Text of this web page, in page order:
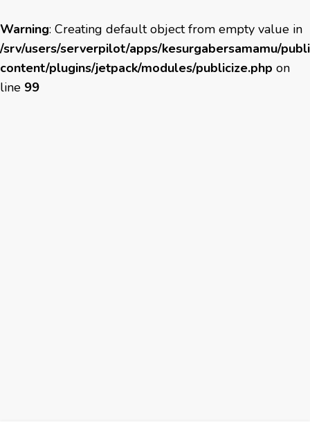
Warning: Creating default object from empty value in
/srv/users/serverpilot/apps/kesurgabersamamu/
content/plugins/jetpack/modules/publicize.php on
line 99